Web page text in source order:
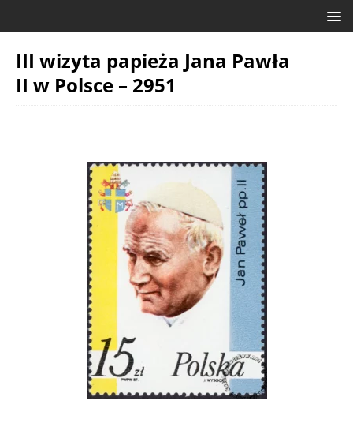
III wizyta papieża Jana Pawła
II w Polsce – 2951